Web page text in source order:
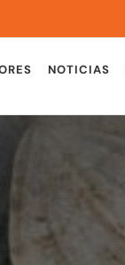
NOTICIAS